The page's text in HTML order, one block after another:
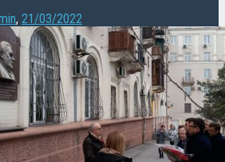
, 21/03/2022